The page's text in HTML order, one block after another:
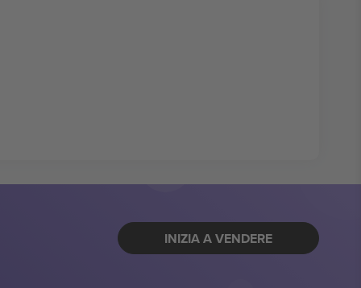
INIZIA A VENDERE